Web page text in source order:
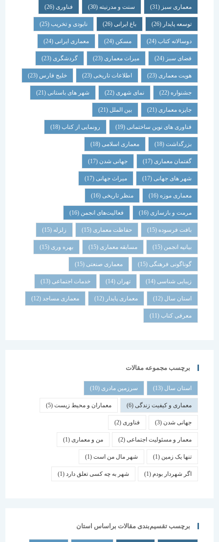
معماری سبز(31) سنت و مدرنیته(30) فناوری (26)
توسعه پایدار(26) باغ ایرانی(26) نابودی و تخریب(25)
دوسالانه کتاب(24) مسکن (24) معماری ایرانی(24)
فضای سبز(24) میراث معماری (23) گردشگری (23)
هویت معماری (23) اطلاعات تاریخی(23) خلیج فارس(23)
جشنواره(22) نمای شهری(22) شهر های باستانی (21)
جایزه معماری (21) بین الملل(21)
فناوری های نوین ساختمانی(19) رونمایی از کتاب (18)
بزرگداشت (18) معماری اسلامی (18)
گفتمان معماری (17) جهانی شدن(17)
شهر های جهانی(17) میراث جهانی(17)
معماری موزه (16) منظر تاریخی (16)
مرمت و بازسازی(16) فعالیت‌های انجمن(16)
بافت فرسوده (15) حفاظت معماری (15) زلزله
بیانیه انجمن(15) مسابقه معماری (15) بهره وری(15)
گوناگونی فرهنگی (15) معماری صنعتی(15)
زیبایی شناسی (14) تهران خدمات اجتماعی(13)
استان سال(12) معماری پایدار (12) معماری مساجد(12)
معرفی کتاب(11)
برچسب مجموعه مقالات
استان سال(13) سرزمین مادری(10)
معماری و کیفیت زندگی(6) معماران و محیط زیست(5)
جهانی شدن(3) فناوری (2)
معمار و مسئولیت اجتماعی(2) من و معماری (1)
تنها یک زمین(1) شهر مال من است(1)
اگر شهردار بودم (1) شهر به چه کسی تعلق دارد(1)
برچسب تقسیم‌بندی مقالات براساس استان